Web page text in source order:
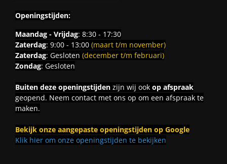
Openingstijden:
Maandag - Vrijdag: 8:30 - 17:30
Zaterdag: 9:00 - 13:00 (maart t/m november)
Zaterdag: Gesloten (december t/m februari)
Zondag: Gesloten
Buiten deze openingstijdenzijn wij ook op afspraak
geopend. Neem contact met ons op om een afspraak te
maken.
Bekijk onze aangepaste openingstijden op Google
Klik hier om onze openingstijden te bekijken